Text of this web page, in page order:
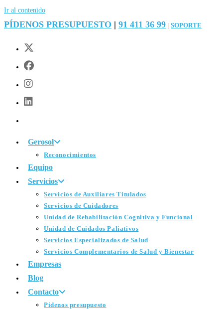
Ir al contenido
PÍDENOS PRESUPUESTO | 91 411 36 99 SOPORTE
Gerosol
Reconocimientos
Equipo
Servicios
Servicios de Auxiliares Titulados
Servicios de Cuidadores
Unidad de Rehabilitación Cognitiva y Funcional
Unidad de Cuidados Paliativos
Servicios Especializados de Salud
Servicios Complementarios de Salud y Bienestar
Empresas
Blog
Contacto
Pídenos presupuesto